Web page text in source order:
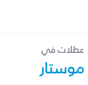
عطلات في
موستار